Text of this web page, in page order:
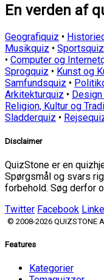
En verden af
Geografiquiz •
Musikquiz • Sportsquiz
• Computer og
Sprogquiz • Kunst og
Samfundsquiz •
Arkitekturquiz •
Religion, Kultur og
Sladderquiz •
Disclaimer
QuizStone er en
Spørgsmål og svars
forbehold. Søg derfor
Twitter Facebook
© 2008-2026 QUIZSTONE
Features
Kategorier